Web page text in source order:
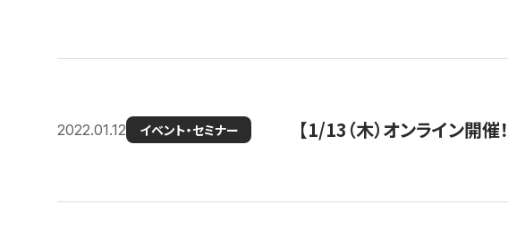
2022.01.12 イベント・セミナー 【1/13（木）オンライン開